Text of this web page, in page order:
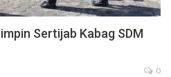
Sertijab Kabag SDM
0